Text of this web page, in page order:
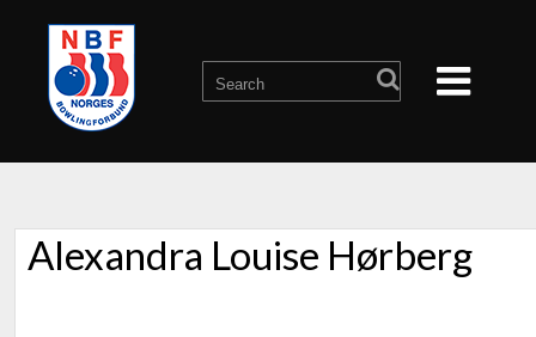
Alexandra Louise Hørberg